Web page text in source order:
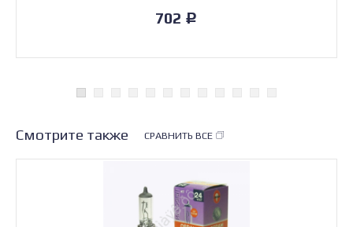
702 Р
Смотрите также СРАВНИТЬ ВСЕ